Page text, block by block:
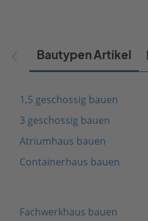
Bautypen Artikel
1,5 geschossig bauen
3 geschossig bauen
Atriumhaus bauen
Containerhaus bauen
Fachwerkhaus bauen